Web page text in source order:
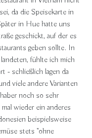
da die Speisekarte in
in Hue hatte uns
geschickt, auf der es
geben sollte. In
fühlte ich mich
- schließlich lagen da
viele andere Varianten
noch so sehr
wieder ein anderes
beispielsweise
stets "ohne